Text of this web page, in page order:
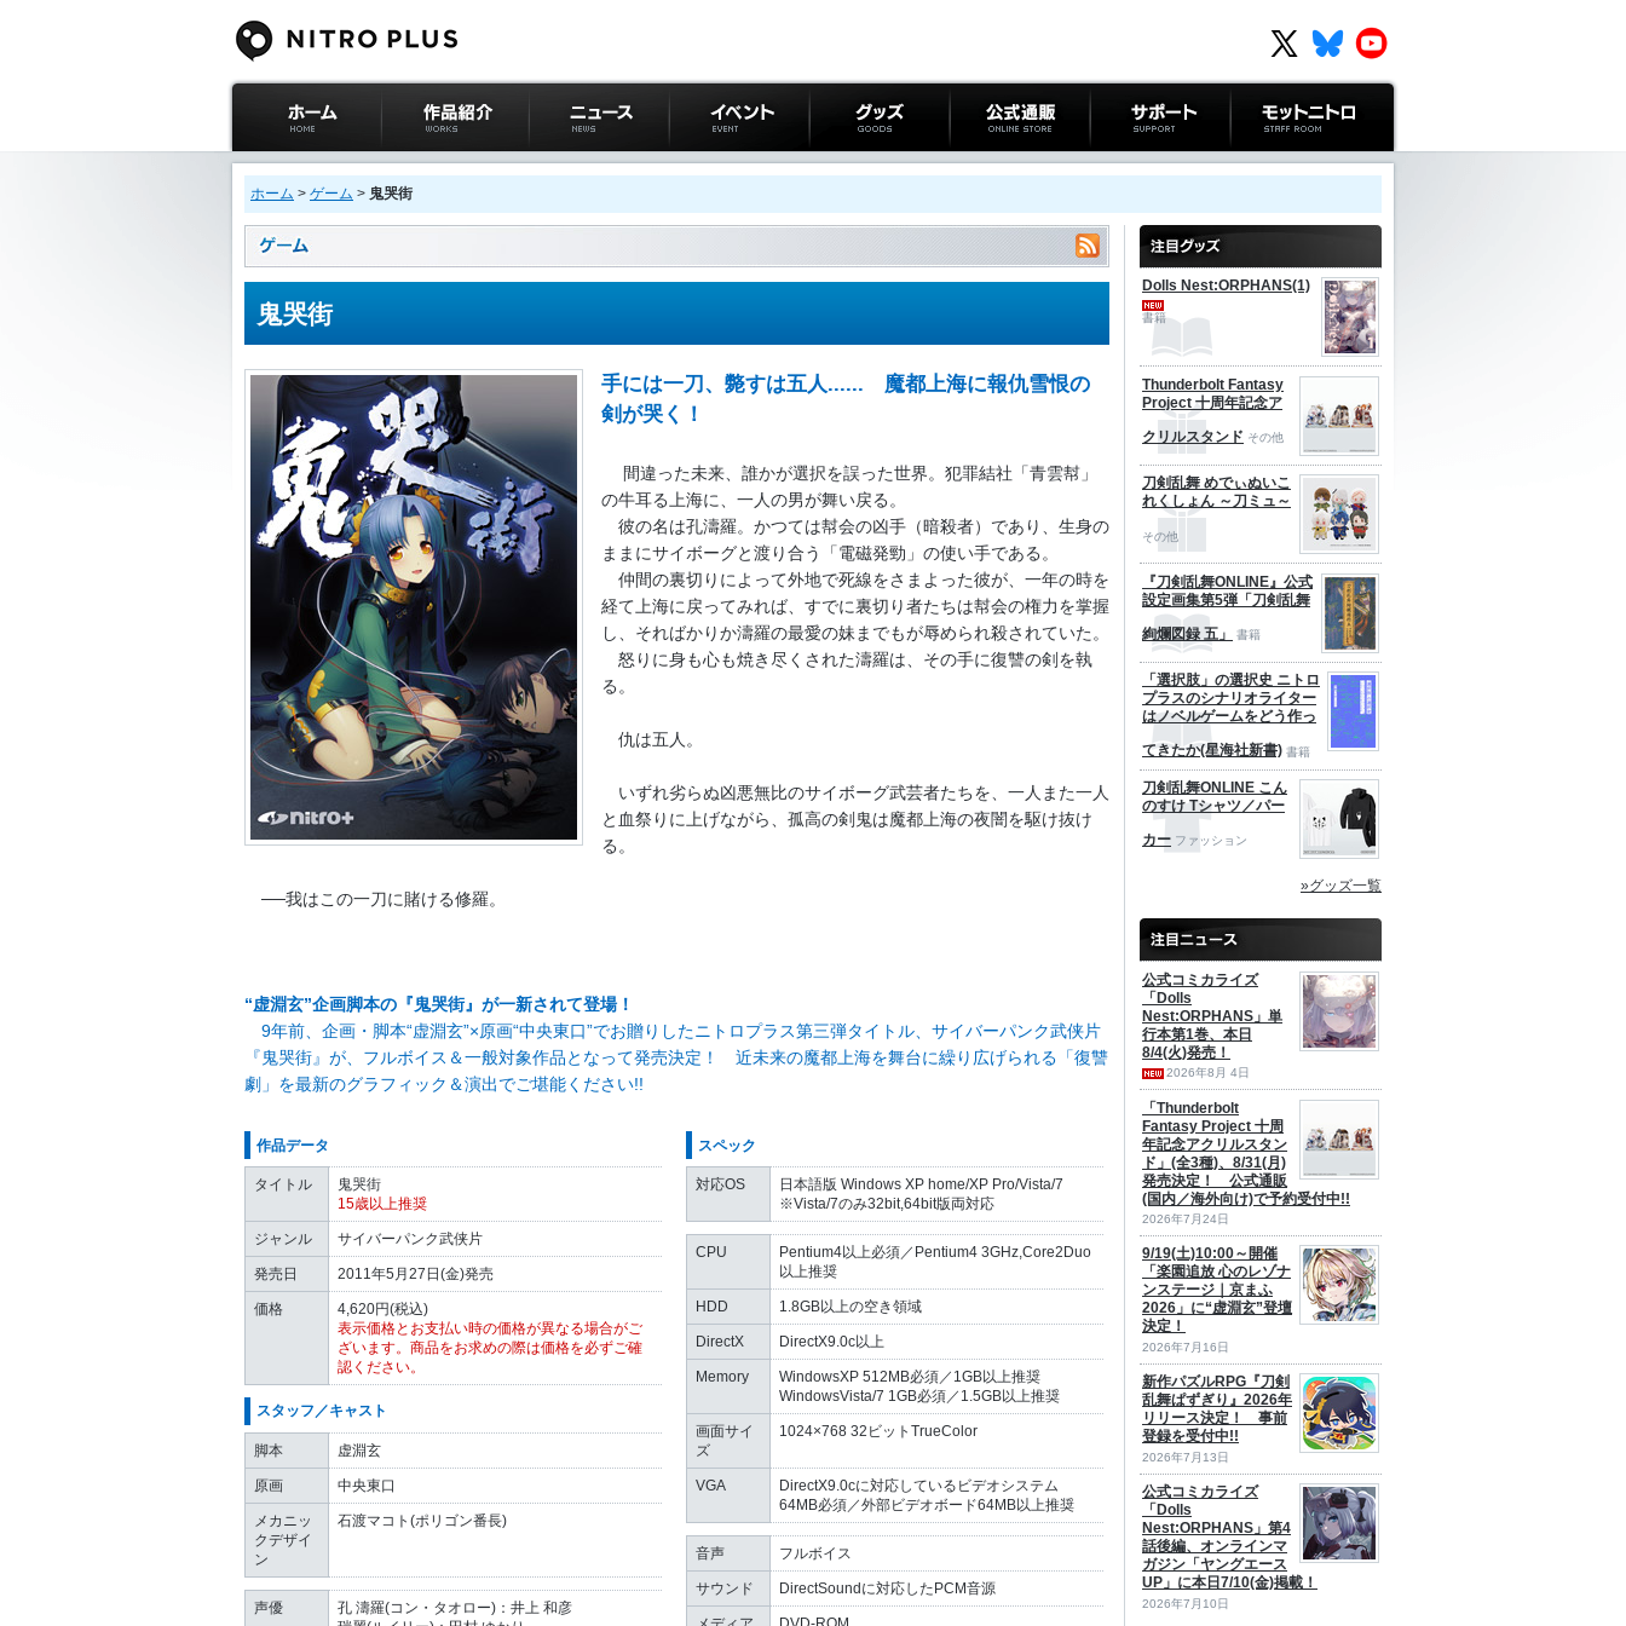
ニトロプラス公式
サイト ホーム
作品紹介 ニュース イベント グッズ 公式通販 サポート モットニトロ
ホーム > ゲーム > 鬼哭街
鬼哭街
手には一刀、斃すは五人...... 魔都上海に報仇雪恨の
剣が哭く！
間違った未来、誰かが選択を誤った世界。犯罪結社「青雲幇」
の牛耳る上海に、一人の男が舞い戻る。
彼の名は孔濤羅。かつては幇会の凶手（暗殺者）であり、生身の
ままにサイボーグと渡り合う「電磁発勁」の使い手である。
仲間の裏切りによって外地で死線をさまよった彼が、一年の時を
経て上海に戻ってみれば、すでに裏切り者たちは幇会の権力を掌握
し、そればかりか濤羅の最愛の妹までもが辱められ殺されていた。
怒りに身も心も焼き尽くされた濤羅は、その手に復讐の剣を執
る。
仇は五人。
いずれ劣らぬ凶悪無比のサイボーグ武芸者たちを、一人また一人
と血祭りに上げながら、孤高の剣鬼は魔都上海の夜闇を駆け抜け
る。
──我はこの一刀に賭ける修羅。
“虚淵玄”企画脚本の『鬼哭街』が一新されて登場！
9年前、企画・脚本“虚淵玄”×原画“中央東口”でお贈りしたニトロプラス第三弾タイトル、サイバーパンク武侠片
『鬼哭街』が、フルボイス＆一般対象作品となって発売決定！ 近未来の魔都上海を舞台に繰り広げられる「復讐
劇」を最新のグラフィック＆演出でご堪能ください!!
作品データ
タイトル
鬼哭街
15歳以上推奨
ジャンル サイバーパンク武侠片
発売日 2011年5月27日(金)発売
価格
4,620円(税込)
表示価格とお支払い時の価格が異なる場合がご
ざいます。商品をお求めの際は価格を必ずご確
認ください。
スタッフ／キャスト
脚本 虚淵玄
原画 中央東口
メカニッ
クデザイ
ン
石渡マコト(ポリゴン番長)
声優
孔 濤羅(コン・タオロー)：井上 和彦
スペック
対応OS
日本語版 Windows XP home/XP Pro/Vista/7
※Vista/7のみ32bit,64bit版両対応
CPU
Pentium4以上必須／Pentium4 3GHz,Core2Duo
以上推奨
HDD 1.8GB以上の空き領域
DirectX DirectX9.0c以上
Memory
WindowsXP 512MB必須／1GB以上推奨
WindowsVista/7 1GB必須／1.5GB以上推奨
画面サイ
ズ
1024×768 32ビットTrueColor
VGA
DirectX9.0cに対応しているビデオシステム
64MB必須／外部ビデオボード64MB以上推奨
音声 フルボイス
サウンド DirectSoundに対応したPCM音源
Dolls Nest:ORPHANS(1)
書籍
Thunderbolt Fantasy
Project 十周年記念ア
クリルスタンド その他
刀剣乱舞 めでぃぬいこ
れくしょん ～刀ミュ～
その他
『刀剣乱舞ONLINE』公式
設定画集第5弾「刀剣乱舞
絢爛図録 五」 書籍
「選択肢」の選択史 ニトロ
プラスのシナリオライター
はノベルゲームをどう作っ
てきたか(星海社新書) 書籍
刀剣乱舞ONLINE こん
のすけ Tシャツ／パー
カー ファッション
»グッズ一覧
公式コミカライズ
「Dolls
Nest:ORPHANS」単
行本第1巻、本日
8/4(火)発売！
2026年8月 4日
「Thunderbolt
Fantasy Project 十周
年記念アクリルスタン
ド」(全3種)、8/31(月)
発売決定！ 公式通販
(国内／海外向け)で予約受付中!!
2026年7月24日
9/19(土)10:00～開催
「楽園追放 心のレゾナ
ンステージ｜京まふ
2026」に“虚淵玄”登壇
決定！
2026年7月16日
新作パズルRPG『刀剣
乱舞ぱずぎり』2026年
リリース決定！ 事前
登録を受付中!!
2026年7月13日
公式コミカライズ
「Dolls
Nest:ORPHANS」第4
話後編、オンラインマ
ガジン「ヤングエース
UP」に本日7/10(金)掲載！
2026年7月10日